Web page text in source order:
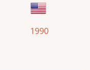
1990